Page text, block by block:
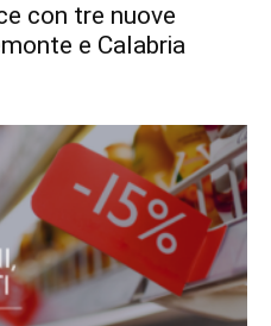
con tre nuove
e Calabria